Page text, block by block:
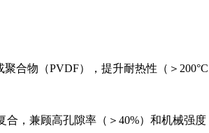
合物（PVDF），提升耐热性（＞
，兼顾高孔隙率（＞40%）和机械强度